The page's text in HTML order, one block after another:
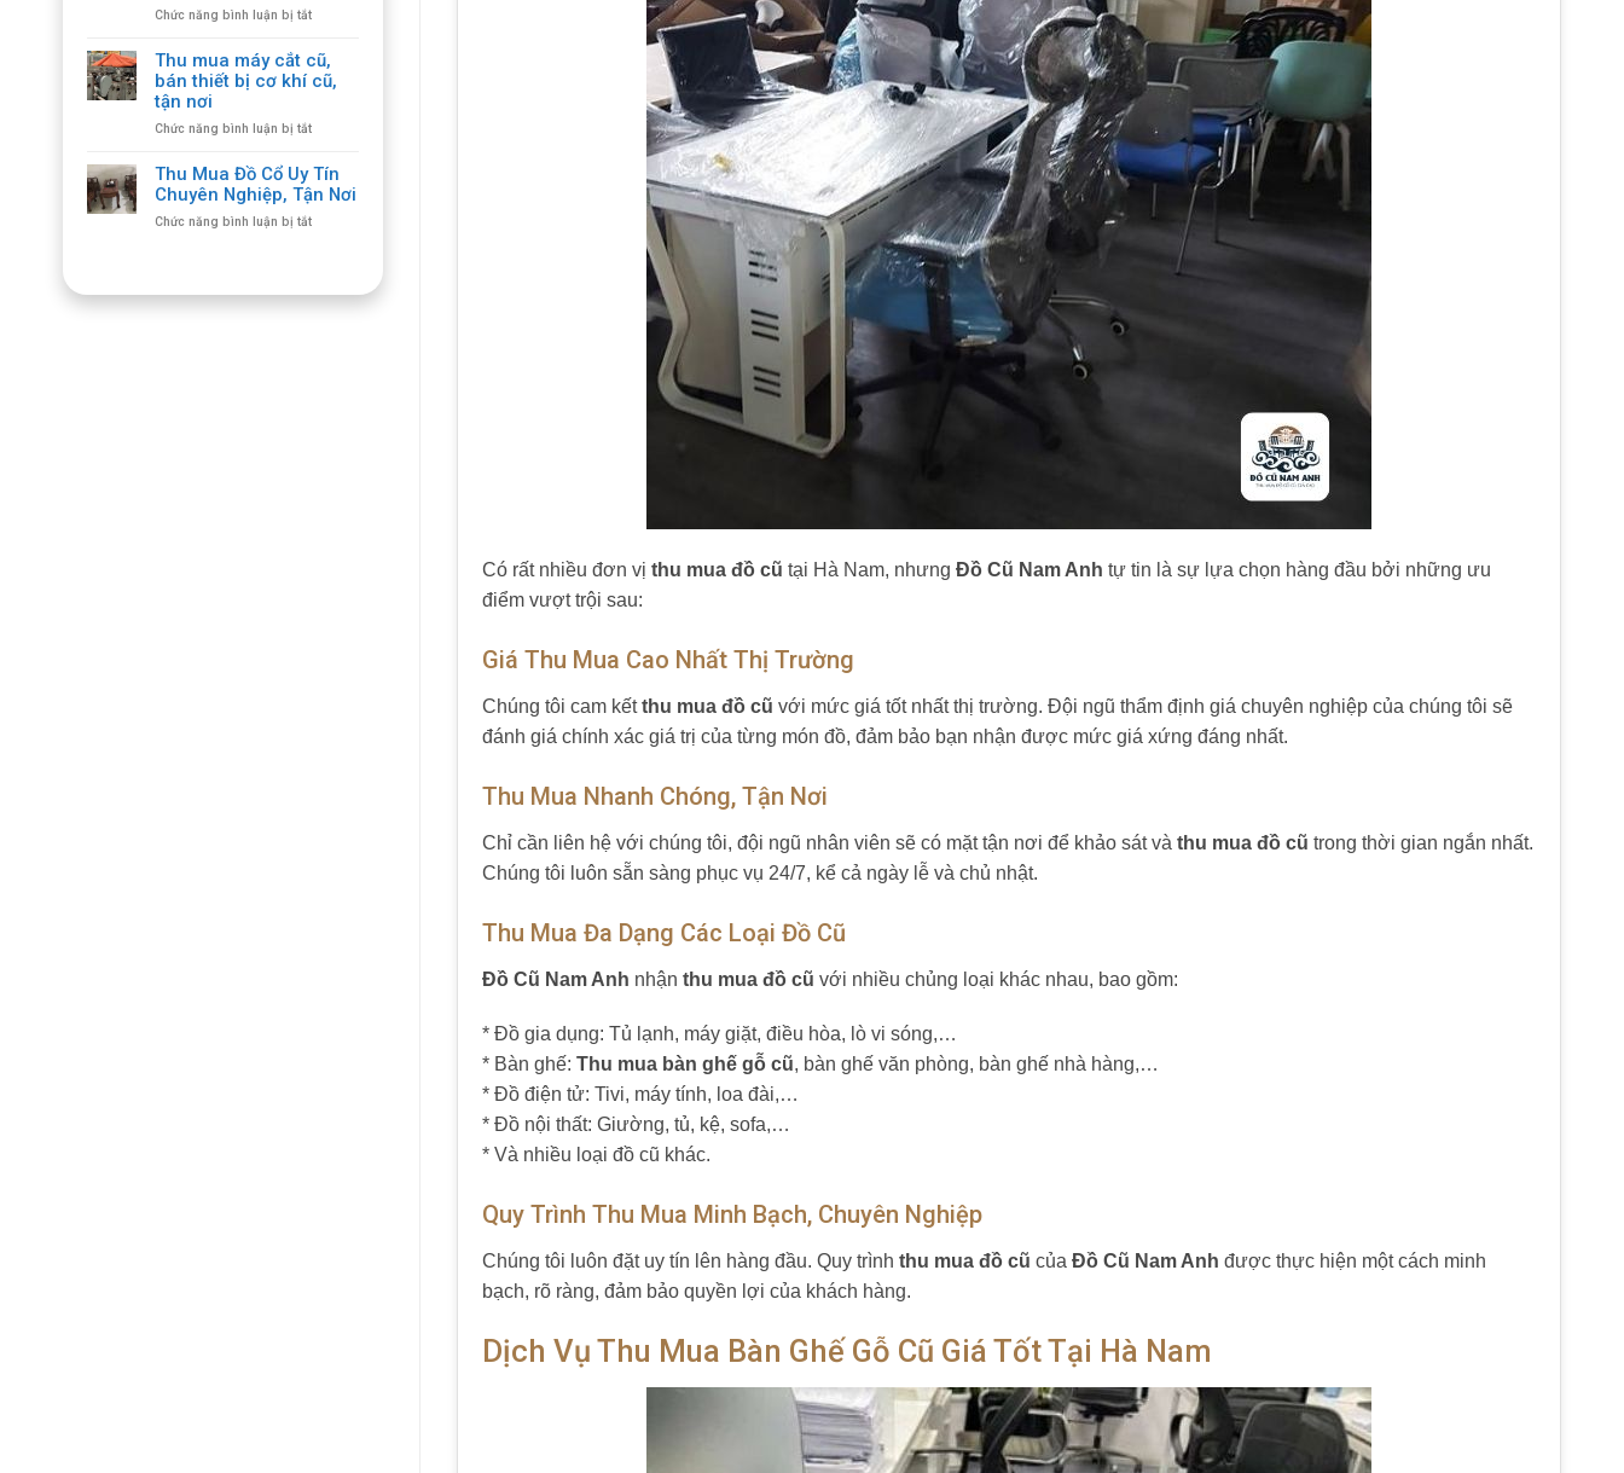
Ghế
Cổ
Giá
Cao,
Lượng
Chức năng bình luận bị tắtở
mua
máy
cắt
cũ
bị
cắt
hợp
Thu mua máy cắt cũ,
bán thiết bị cơ khí cũ,
tận nơi
Chức năng bình luận bị tắtở
mua
máy
cắt
cũ,
Thu Mua Đồ Cổ Uy Tín
Chuyên Nghiệp, Tận Nơi
Chức năng bình luận bị tắtở
Cổ
Có rất nhiều đơn vị thu mua đồ cũ tại Hà Nam, nhưng Đồ Cũ Nam Anh tự tin là sự lựa chọn hàng đầu bởi những ưu
điểm vượt trội sau:
Giá Thu Mua Cao Nhất Thị Trường
Chúng tôi cam kếtthu mua đồ cũ với mức giá tốt nhất thị trường. Đội ngũ thẩm định giá chuyên nghiệp của chúng tôi sẽ
đánh giá chính xác giá trị của từng món đồ, đảm bảo bạn nhận được mức giá xứng đáng nhất.
Thu Mua Nhanh Chóng, Tận Nơi
Chỉ cần liên hệ với chúng tôi, đội ngũ nhân viên sẽ có mặt tận nơi để khảo sát và thu mua đồ cũ trong thời gian ngắn nhất.
Chúng tôi luôn sẵn sàng phục vụ 24/7, kể cả ngày lễ và chủ nhật.
Thu Mua Đa Dạng Các Loại Đồ Cũ
Đồ Cũ Nam Anh nhận thu mua đồ cũ với nhiều chủng loại khác nhau, bao gồm:
* Đồ gia dụng: Tủ lạnh, máy giặt, điều hòa, lò vi sóng,…
* Bàn ghế: Thu mua bàn ghế gỗ cũ, bàn ghế văn phòng, bàn ghế nhà hàng,…
* Đồ điện tử: Tivi, máy tính, loa đài,…
* Đồ nội thất: Giường, tủ, kệ, sofa,…
* Và nhiều loại đồ cũ khác.
Quy Trình Thu Mua Minh Bạch, Chuyên Nghiệp
Chúng tôi luôn đặt uy tín lên hàng đầu. Quy trình thu mua đồ cũ của Đồ Cũ Nam Anh được thực hiện một cách minh
bạch, rõ ràng, đảm bảo quyền lợi của khách hàng.
Dịch Vụ Thu Mua Bàn Ghế Gỗ Cũ Giá Tốt Tại Hà Nam